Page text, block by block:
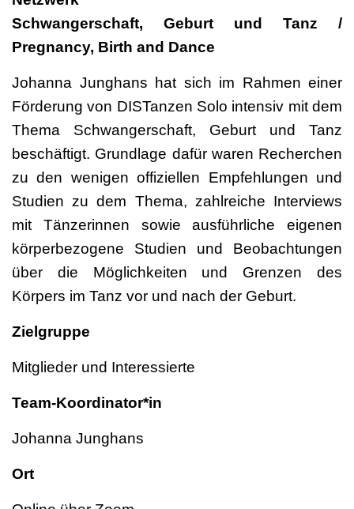
Schwangerschaft, Geburt und Tanz /
Pregnancy, Birth and Dance
Johanna Junghans hat sich im Rahmen einer
Förderung von DISTanzen Solo intensiv mit dem
Thema Schwangerschaft, Geburt und Tanz
beschäftigt. Grundlage dafür waren Recherchen
zu den wenigen offiziellen Empfehlungen und
Studien zu dem Thema, zahlreiche Interviews
mit Tänzerinnen sowie ausführliche eigenen
körperbezogene Studien und Beobachtungen
über die Möglichkeiten und Grenzen des
Körpers im Tanz vor und nach der Geburt.
Zielgruppe
Mitglieder und Interessierte
Team-Koordinator*in
Johanna Junghans
Ort